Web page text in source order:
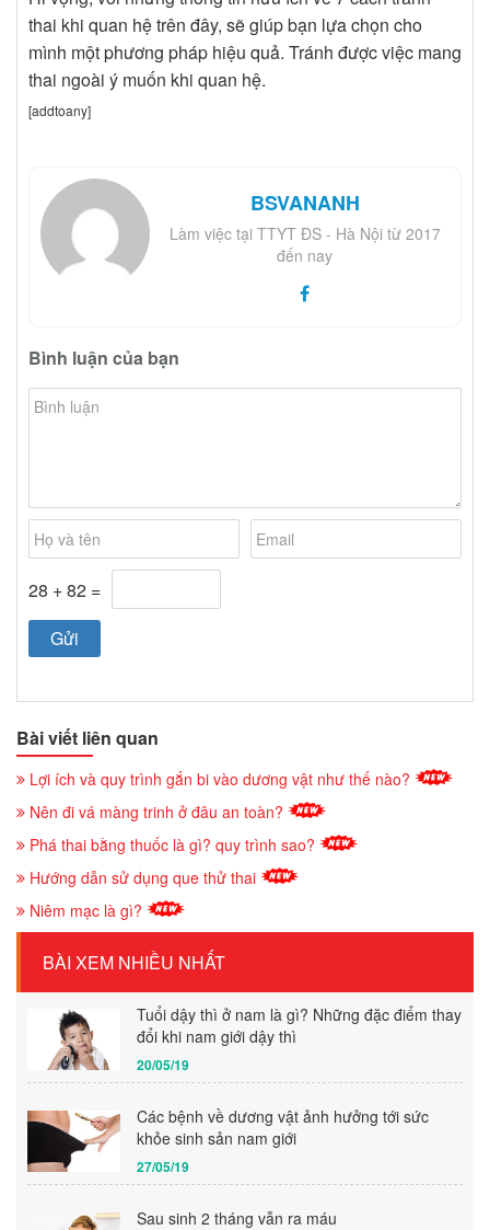
thai khi quan hệ trên đây, sẽ giúp bạn lựa chọn cho
mình một phương pháp hiệu quả. Tránh được việc mang
thai ngoài ý muốn khi quan hệ.
[addtoany]
BSVANANH
Làm việc tại TTYT ĐS - Hà Nội từ 2017
đến nay
Bình luận của bạn
28 + 82 =
Bài viết liên quan
Lợi ích và quy trình gắn bi vào dương vật như thế nào?
Nên đi vá màng trinh ở đâu an toàn?
Phá thai bằng thuốc là gì? quy trình sao?
Hướng dẫn sử dụng que thử thai
Niêm mạc là gì?
BÀI XEM NHIỀU NHẤT
Tuổi dậy thì ở nam là gì? Những đặc điểm thay
đổi khi nam giới dậy thì
20/05/19
Các bệnh về dương vật ảnh hưởng tới sức
khỏe sinh sản nam giới
27/05/19
Sau sinh 2 tháng vẫn ra máu